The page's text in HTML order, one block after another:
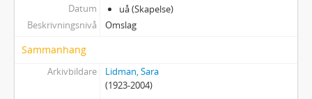
Datum
uå (Skapelse)
Beskrivningsnivå
Omslag
Sammanhang
Arkivbildare
Lidman, Sara
(1923-2004)